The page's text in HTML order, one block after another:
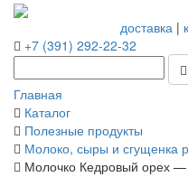
доставка|
+7 (391) 292-22-32
Главная
Каталог
Полезные продукты
Молоко, сыры и сгущенка
Молочко Кедровый орех